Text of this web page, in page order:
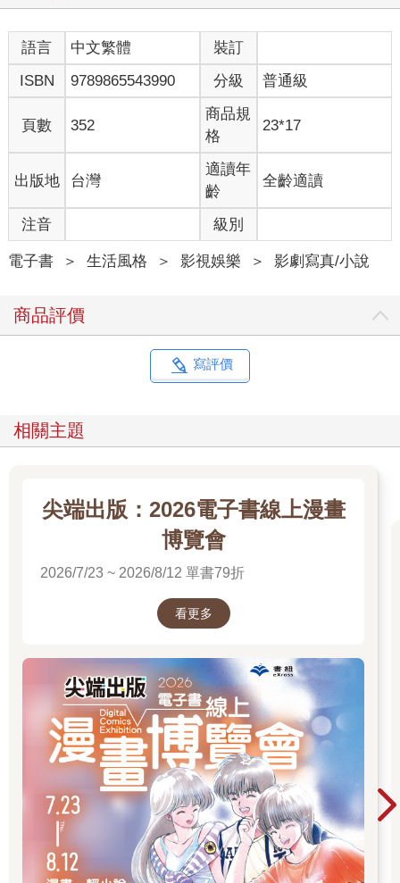
語言 中文繁體
裝訂
ISBN
9789865543990 分級 普通級
頁數 352
商品規
格
23*17
出版地 台灣
適讀年
齡
全齡適讀
注音 級別
電子書 ＞ 生活風格 ＞ 影視娛樂 ＞ 影劇寫真/小說
商品評價
寫評價
相關主題
尖端出版：2026電子書線上漫畫
博覽會
2026/7/23 ~ 2026/8/12 單書79折
看更多